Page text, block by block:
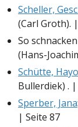
Scheller,
(Carl Groth).
So
(Hans-
Schütte, Hayo
Bullerdiek) . |
Sperber, Jana
| Seite 87